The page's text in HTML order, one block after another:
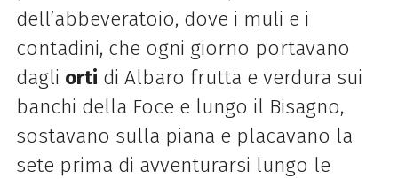
dell’abbeveratoio, dove i muli e i
contadini, che ogni giorno portavano
dagli orti di Albaro frutta e verdura sui
banchi della Foce e lungo il Bisagno,
sostavano sulla piana e placavano la
sete prima di avventurarsi lungo le